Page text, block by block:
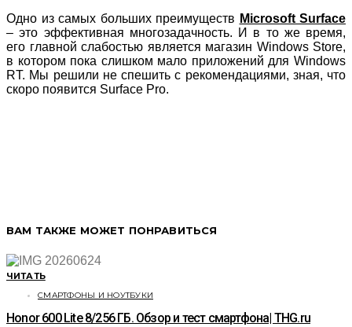
Одно из самых больших преимуществ Microsoft Surface
– это эффективная многозадачность. И в то же время,
его главной слабостью является магазин Windows Store,
в котором пока слишком мало приложений для Windows
RT. Мы решили не спешить с рекомендациями, зная, что
скоро появится Surface Pro.
ВАМ ТАКЖЕ МОЖЕТ ПОНРАВИТЬСЯ
ЧИТАТЬ
СМАРТФОНЫ И НОУТБУКИ
Honor 600 Lite 8/256 ГБ. Обзор и тест смартфона| THG.ru